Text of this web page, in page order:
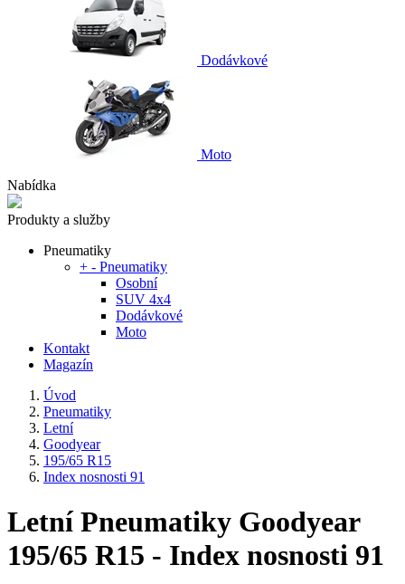
Dodávkové
Moto
Nabídka
Produkty a služby
Pneumatiky
+ - Pneumatiky
Osobní
SUV 4x4
Dodávkové
Moto
Kontakt
Magazín
Úvod
Pneumatiky
Letní
Goodyear
195/65 R15
Index nosnosti 91
Letní Pneumatiky Goodyear
195/65 R15 - Index nosnosti 91